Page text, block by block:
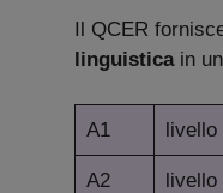
Il QCER
linguistica in
A1 livello
A2 livello